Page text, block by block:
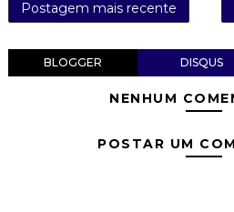
Postagem mais recente
BLOGGER DISQUS
NENHUM
POSTAR UM